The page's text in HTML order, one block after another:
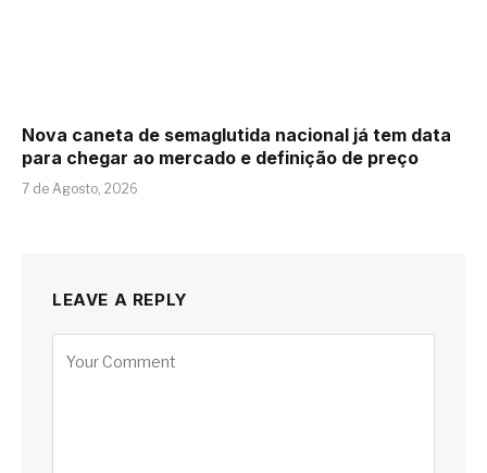
Nova caneta de semaglutida nacional já tem data
para chegar ao mercado e definição de preço
7 de Agosto, 2026
LEAVE A REPLY